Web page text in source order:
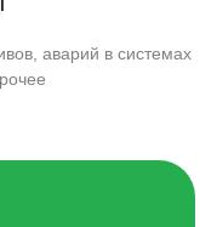
аварий в системах